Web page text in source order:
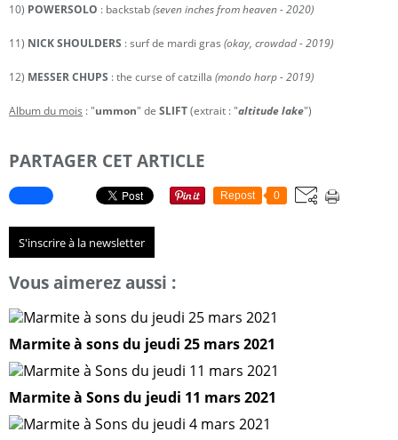
10) POWERSOLO : backstab(seven inches from heaven - 2020)
11) NICK SHOULDERS : surf de mardi gras (okay, crowdad - 2019)
12) MESSER CHUPS : the curse of catzilla (mondo harp - 2019)
Album du mois : "ummon" de SLIFT(extrait : "altitude lake")
PARTAGER CET ARTICLE
Repost 0
S'inscrire à la newsletter
Vous aimerez aussi :
Marmite à sons du jeudi 25 mars 2021
Marmite à Sons du jeudi 11 mars 2021